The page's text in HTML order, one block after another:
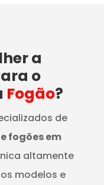
a
o
Fogão?
de
fogões em
altamente
modelos e